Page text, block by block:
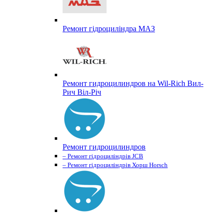
Ремонт гідроциліндра МАЗ
Ремонт гидроцилиндров на Wil-Rich Вил-
Рич Віл-Річ
Ремонт гидроцилиндров
– Ремонт гідроциліндрів JCB
– Ремонт гідроциліндрів Хорш Horsch